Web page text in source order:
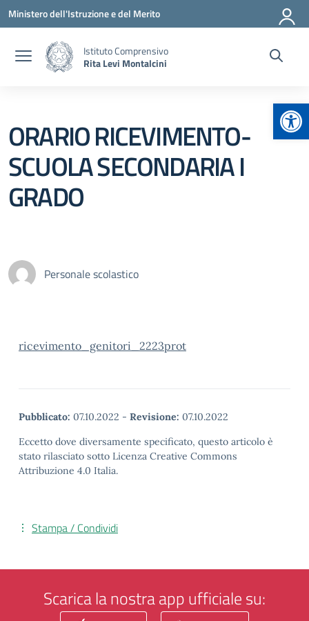
Vai ai contenuti
Vai al menu di navigazione
Vai al footer
Ministero dell'Istruzione e del Merito
Istituto Comprensivo
Rita Levi Montalcini
ORARIO RICEVIMENTO-
SCUOLA SECONDARIA I
GRADO
Personale scolastico
ricevimento_genitori_2223prot
Pubblicato: 07.10.2022 - Revisione: 07.10.2022
Eccetto dove diversamente specificato, questo articolo è
stato rilasciato sotto Licenza Creative Commons
Attribuzione 4.0 Italia.
Stampa / Condividi
Scarica la nostra app ufficiale su: